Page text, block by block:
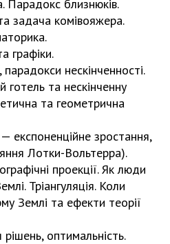
Парадокс близнюків.
задача комівояжера.
графіки.
парадокси нескінченності.
готель та нескінченну
та геометрична
експоненційне зростання,
Лотки-Вольтерра).
проекції. Як люди
Тріангуляція. Коли
Землі та ефекти теорії
оптимальність.